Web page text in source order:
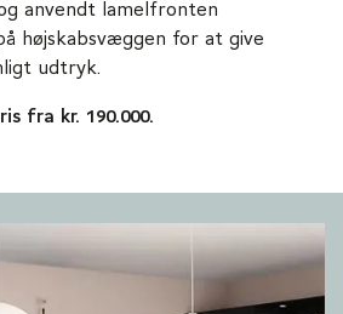
anvendt lamelfronten
højskabsvæggen for at give
udtryk.
fra kr. 190.000.